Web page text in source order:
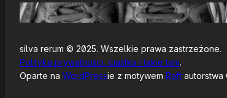
silva rerum © 2025. Wszelkie prawa zastrzeżone.
Polityka prywatności, ciastka i takie tam.
Oparte na WordPressie z motywem Raft autorstwa